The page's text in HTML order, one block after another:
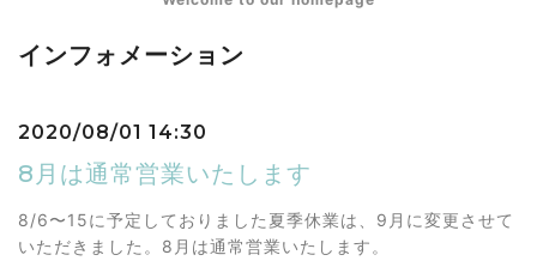
インフォメーション
2020/08/01 14:30
8月は通常営業いたします
8/6〜15に予定しておりました夏季休業は、9月に変更させて
いただきました。8月は通常営業いたします。